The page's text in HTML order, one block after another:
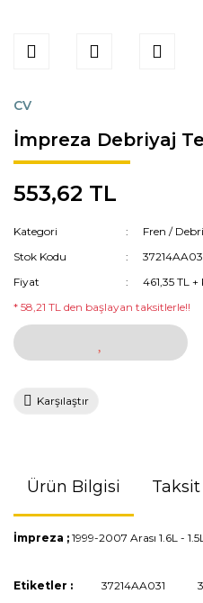
CV
İmpreza Debriyaj
553,62 TL
Kategori Fren /
Stok Kodu
Fiyat
461,35 TL +
* 58,21 TL den başlayan taksitlerle!!
Karşılaştır
Ürün Bilgisi
İmpreza ; 1999-2007 Arası 1.6L -
Bu ürünün fiyat bilgisi, resim,
Etiketler : 37214AA031